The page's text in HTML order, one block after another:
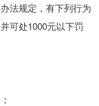
规定，有下列行为
可处1000元以下罚